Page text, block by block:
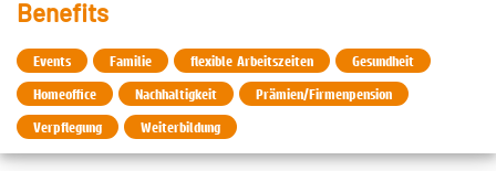
Benefits
Events Familie flexible Arbeitszeiten
Gesundheit
Homeoffice
Nachhaltigkeit
Prämien/Firmenpension
Verpflegung
Weiterbildung